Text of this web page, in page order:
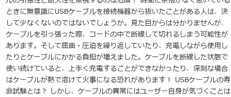
ときに無意識にUSBケーブルを接続機器から抜いたことがある人は、決
して少なくないのではないでしょうか。見た目からは分かりませんが、
ケーブルを引っ張った際、コードの中で断線して切れるしまう可能性が
あります。そして屈曲・圧迫を繰り返していたり、充電しながら使用し
たりとケーブルにかかる負担が増えました。ケーブルを断線した状態で
使い続けていると、上手く充電することができなかったり、深刻な場合
はケーブルが熱で溶けて火事になる恐れがあります！ USBケーブルの寿
命試験とは？ しかし、ケーブルの異常にはユーザー自身が気づくことは